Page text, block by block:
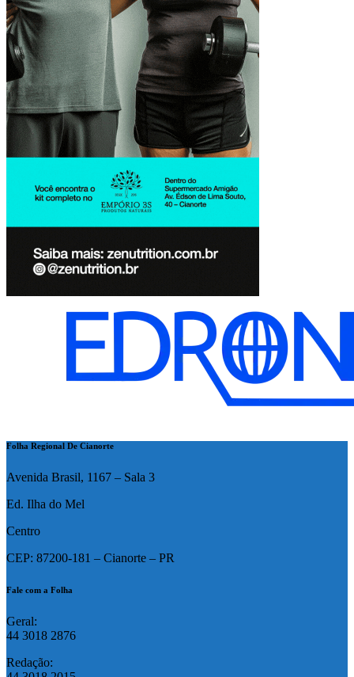
Folha Regional De Cianorte
Avenida Brasil, 1167 – Sala 3
Ed. Ilha do Mel
Centro
CEP: 87200-181 – Cianorte – PR
Fale com a Folha
Geral:
44 3018 2876
Redação: